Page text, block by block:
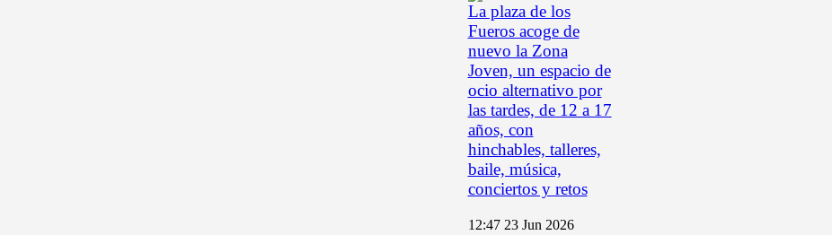
La plaza de los
Fueros acoge de
nuevo la Zona
Joven, un espacio de
ocio alternativo por
las tardes, de 12 a 17
años, con
hinchables, talleres,
baile, música,
conciertos y retos
12:47 23 Jun 2026